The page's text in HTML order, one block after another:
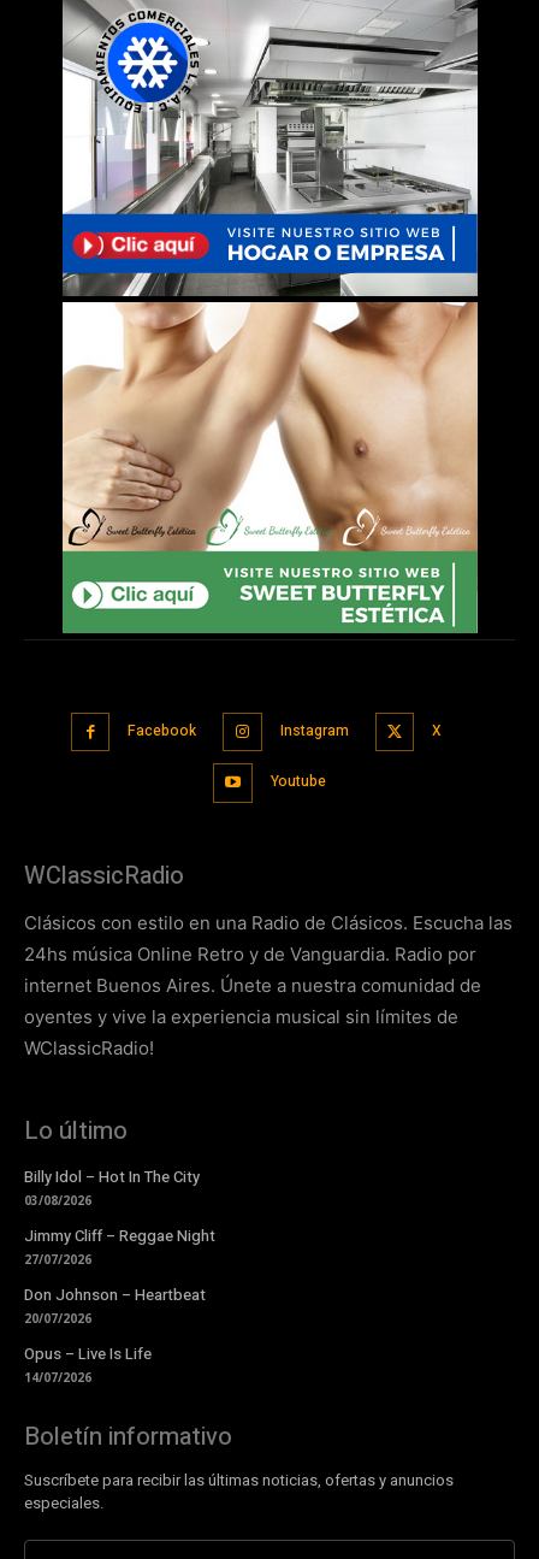
Facebook Instagram X
Youtube
WClassicRadio
Clásicos con estilo en una Radio de Clásicos. Escucha las
24hs música Online Retro y de Vanguardia. Radio por
internet Buenos Aires. Únete a nuestra comunidad de
oyentes y vive la experiencia musical sin límites de
WClassicRadio!
Lo último
Billy Idol – Hot In The City
03/08/2026
Jimmy Cliff – Reggae Night
27/07/2026
Don Johnson – Heartbeat
20/07/2026
Opus – Live Is Life
14/07/2026
Boletín informativo
Suscríbete para recibir las últimas noticias, ofertas y anuncios
especiales.